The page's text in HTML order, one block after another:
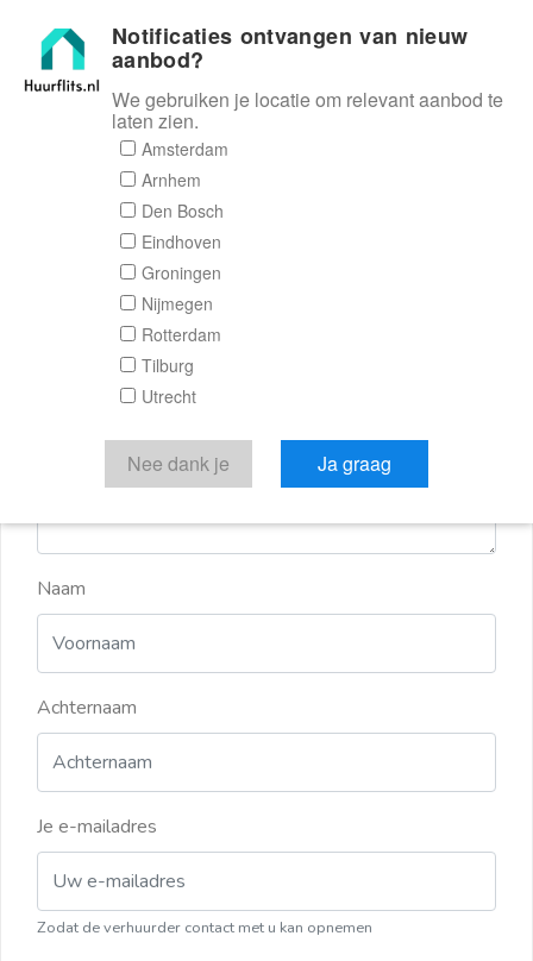
Huurflits
Reactieformulier
Huurflits
Verstuur je bericht
Door een bericht te sturen kom je in contact met de
aanbieder of makelaar van de woning.
Naam
Achternaam
Je e-mailadres
Zodat de verhuurder contact met u kan opnemen
Notificaties ontvangen van nieuw
aanbod?
We gebruiken je locatie om relevant aanbod te
laten zien.
Amsterdam
Arnhem
Den Bosch
Eindhoven
Groningen
Nijmegen
Rotterdam
Tilburg
Utrecht
Nee dank je Ja graag